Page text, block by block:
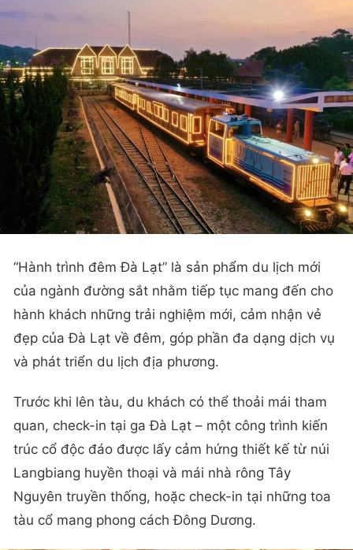
“Hành trình đêm Đà Lạt” là sản phẩm du lịch mới
của ngành đường sắt nhằm tiếp tục mang đến cho
hành khách những trải nghiệm mới, cảm nhận vẻ
đẹp của Đà Lạt về đêm, góp phần đa dạng dịch vụ
và phát triển du lịch địa phương.
Trước khi lên tàu, du khách có thể thoải mái tham
quan, check-in tại ga Đà Lạt – một công trình kiến
trúc cổ độc đáo được lấy cảm hứng thiết kế từ núi
Langbiang huyền thoại và mái nhà rông Tây
Nguyên truyền thống, hoặc check-in tại những toa
tàu cổ mang phong cách Đông Dương.